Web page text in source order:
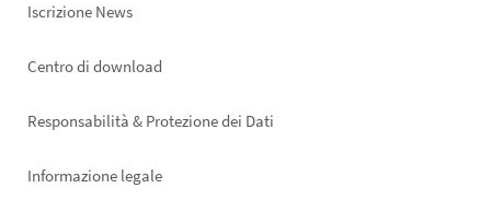
Iscrizione News
Footer
Centro di download
Responsabilità & Protezione dei Dati
Informazione legale